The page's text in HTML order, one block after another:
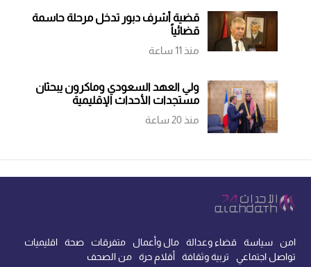
قضية أشرف دبور تدخل مرحلة حاسمة
قضائياً
منذ 11 ساعة
ولي العهد السعودي وماكرون يبحثان
مستجدات الأحداث الإقليمية
منذ 20 ساعة
امن سياسة قضاء وعدالة مال وأعمال متفرقات صحة
اقليميات
تواصل اجتماعي
تربية وثقافة أقلام حرة من الصحف